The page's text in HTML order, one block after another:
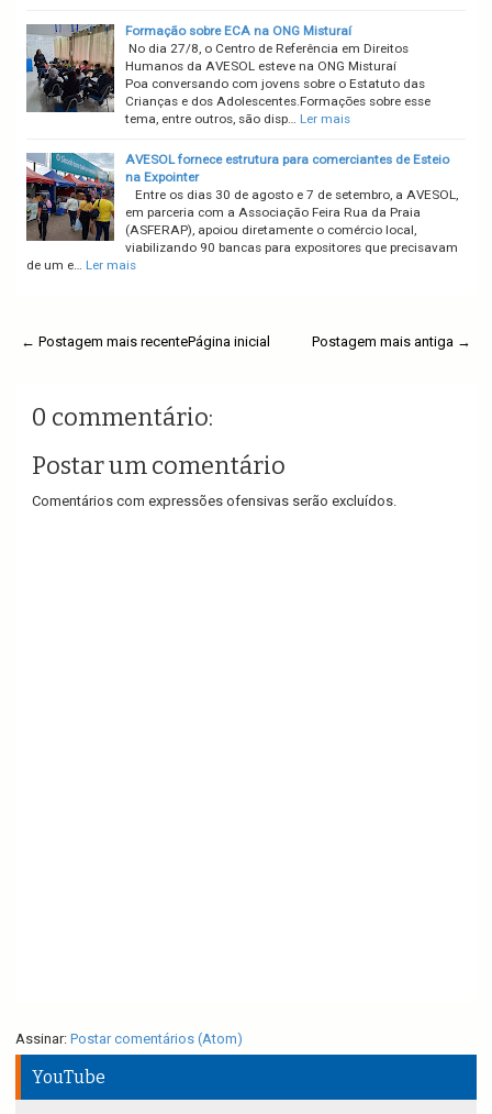
Formação sobre ECA na ONG Misturaí
No dia 27/8, o Centro de Referência em Direitos
Humanos da AVESOL esteve na ONG Misturaí
Poa conversando com jovens sobre o Estatuto das
Crianças e dos Adolescentes.Formações sobre esse
tema, entre outros, são disp… Ler mais
AVESOL fornece estrutura para comerciantes de Esteio
na Expointer
Entre os dias 30 de agosto e 7 de setembro, a AVESOL,
em parceria com a Associação Feira Rua da Praia
(ASFERAP), apoiou diretamente o comércio local,
viabilizando 90 bancas para expositores que precisavam
de um e… Ler mais
← Postagem mais recente Postagem mais antiga →
Página inicial
0 commentário:
Postar um comentário
Comentários com expressões ofensivas serão excluídos.
Assinar: Postar comentários (Atom)
YouTube